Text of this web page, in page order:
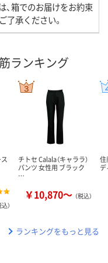
、箱でのお届けをお約束
了承ください。
ランキング
込）
チトセ Calala（キャララ）
パンツ 女性用 ブラック
…
￥10,870～ （税込）
住
ランキングをもっと見る